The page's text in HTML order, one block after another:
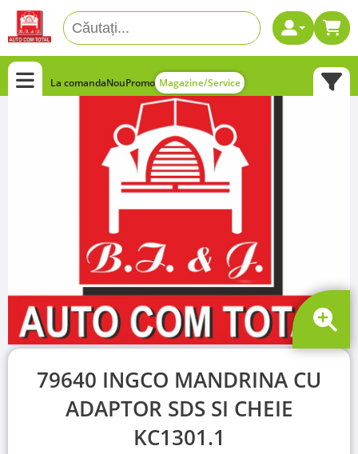
La comandaNouPromo Magazine/Service
79640 INGCO MANDRINA CU
ADAPTOR SDS SI CHEIE
KC1301.1